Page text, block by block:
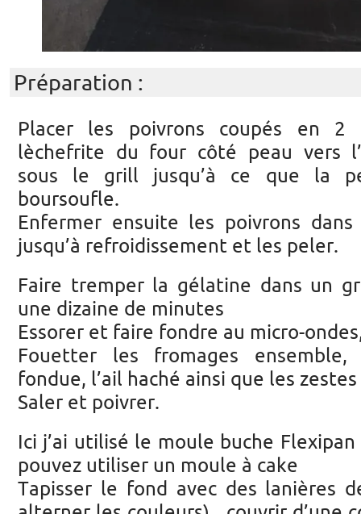
Préparation :
Placer les poivrons coupés en
lèchefrite du four côté peau vers
sous le grill jusqu’à ce que la
boursoufle.
Enfermer ensuite les poivrons
jusqu’à refroidissement et les peler.
Faire tremper la gélatine dans un
une dizaine de minutes
Essorer et faire fondre au micro-
Fouetter les fromages
fondue, l’ail haché ainsi que les
Saler et poivrer.
Ici j’ai utilisé le moule buche
pouvez utiliser un moule à cake
Tapisser le fond avec des lanières